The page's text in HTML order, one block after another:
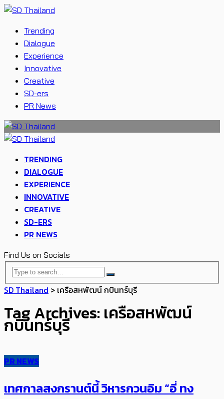
Trending
Dialogue
Experience
Innovative
Creative
SD-ers
PR News
TRENDING
DIALOGUE
EXPERIENCE
INNOVATIVE
CREATIVE
SD-ERS
PR NEWS
Find Us on Socials
SD Thailand > เครือสหพัฒน์ กบินทร์บุรี
Tag Archives: เครือสหพัฒน์
กบินทร์บุรี
PR NEWS
เทศกาลสงกรานต์นี้ วิหารกวนอิม “อี่ ทง